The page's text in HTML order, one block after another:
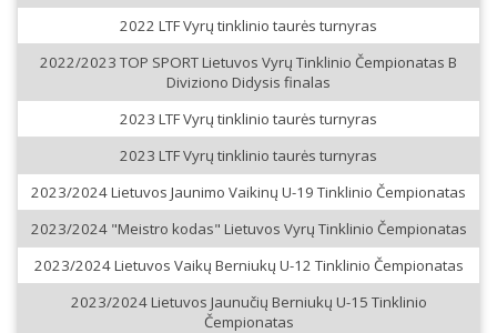
2022 LTF Vyrų tinklinio taurės turnyras
2022/2023 TOP SPORT Lietuvos Vyrų Tinklinio Čempionatas B
Diviziono Didysis finalas
2023 LTF Vyrų tinklinio taurės turnyras
2023 LTF Vyrų tinklinio taurės turnyras
2023/2024 Lietuvos Jaunimo Vaikinų U-19 Tinklinio Čempionatas
2023/2024 "Meistro kodas" Lietuvos Vyrų Tinklinio Čempionatas
2023/2024 Lietuvos Vaikų Berniukų U-12 Tinklinio Čempionatas
2023/2024 Lietuvos Jaunučių Berniukų U-15 Tinklinio
Čempionatas